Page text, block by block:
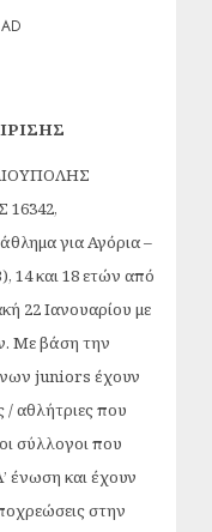
για Αγόρια –
), 14 και 18 ετών από
22 Ιανουαρίου με
Με βάση την
juniors έχουν
/ αθλήτριες που
οι σύλλογοι που
ένωση και έχουν
στην